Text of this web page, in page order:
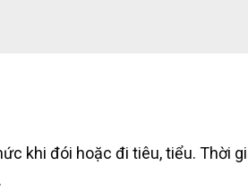
khi đói hoặc đi tiêu, tiểu. Thời